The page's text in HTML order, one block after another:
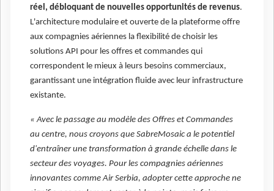
réel, débloquant de nouvelles opportunités de revenus.
L'architecture modulaire et ouverte de la plateforme offre
aux compagnies aériennes la flexibilité de choisir les
solutions API pour les offres et commandes qui
correspondent le mieux à leurs besoins commerciaux,
garantissant une intégration fluide avec leur infrastructure
existante.
« Avec le passage au modèle des Offres et Commandes
au centre, nous croyons que SabreMosaic a le potentiel
d'entraîner une transformation à grande échelle dans le
secteur des voyages. Pour les compagnies aériennes
innovantes comme Air Serbia, adopter cette approche ne